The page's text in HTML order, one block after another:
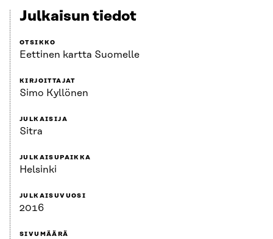
Julkaisun tiedot
OTSIKKO
Eettinen kartta Suomelle
KIRJOITTAJAT
Simo Kyllönen
JULKAISIJA
Sitra
JULKAISUPAIKKA
Helsinki
JULKAISUVUOSI
2016
SIVUMÄÄRÄ